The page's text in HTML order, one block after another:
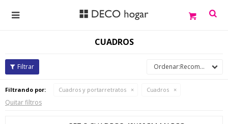

CUADROS
Recomendados
Filtrando por: Cuadros y portarretratos Cuadros
Quitar filtros